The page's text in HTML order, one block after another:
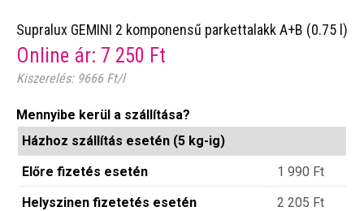
Supralux GEMINI 2 komponensű parkettalakk A+B (0.75 l)
Online ár: 7 250 Ft
Kiszerelés: 9666 Ft/l
Mennyibe kerül a szállítása?
Házhoz szállítás esetén (5 kg-ig)
Előre fizetés esetén
1 990 Ft
Helyszinen fizetetés esetén
2 205 Ft